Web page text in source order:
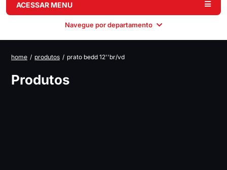
ACESSAR MENU
Navegue por departamento
Distribuição
home / produtos / prato bedd 12''br/vd
Produtos